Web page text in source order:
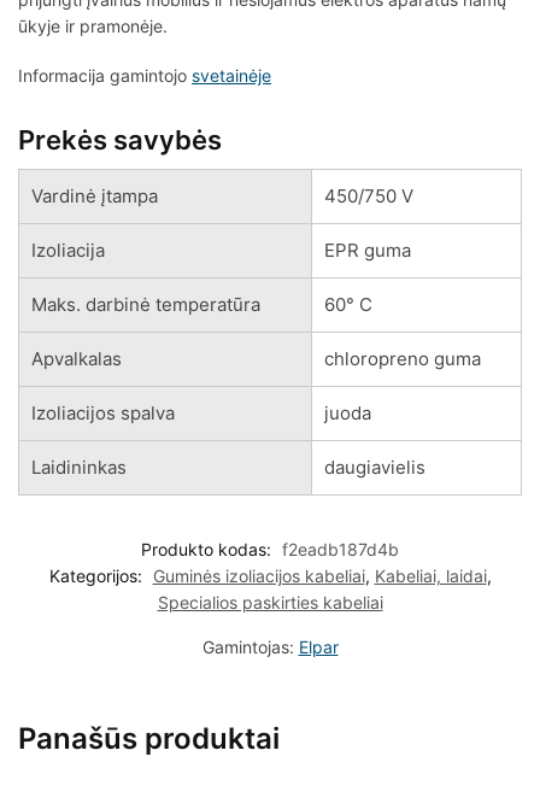
ūkyje ir pramonėje.
Informacija gamintojo svetainėje
Prekės savybės
Vardinė įtampa 450/750 V
Izoliacija EPR guma
Maks. darbinė temperatūra 60° C
Apvalkalas chloropreno guma
Izoliacijos spalva juoda
Laidininkas daugiavielis
Produkto kodas: f2eadb187d4b
Kategorijos:
Guminės izoliacijos kabeliai, Kabeliai, laidai,
Specialios paskirties kabeliai
Gamintojas: Elpar
Panašūs produktai